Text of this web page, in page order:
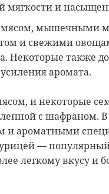
и
мясом,
и свежими
Некоторые также
аромата.
и некоторые
с шафраном. В
и ароматными
—
легкому вкусу и